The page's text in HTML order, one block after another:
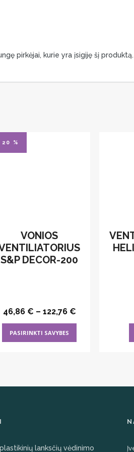
pirkėjai, kurie yra įsigiję šį produktą.
20 %
VONIOS
S&P DECOR-200
46,86 € – 122,76 €
PASIRINKTI SAVYBES
product
lanksčių vėdinimo